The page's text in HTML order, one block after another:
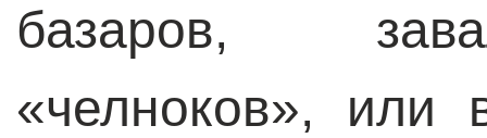
базаров,
«челноков», или